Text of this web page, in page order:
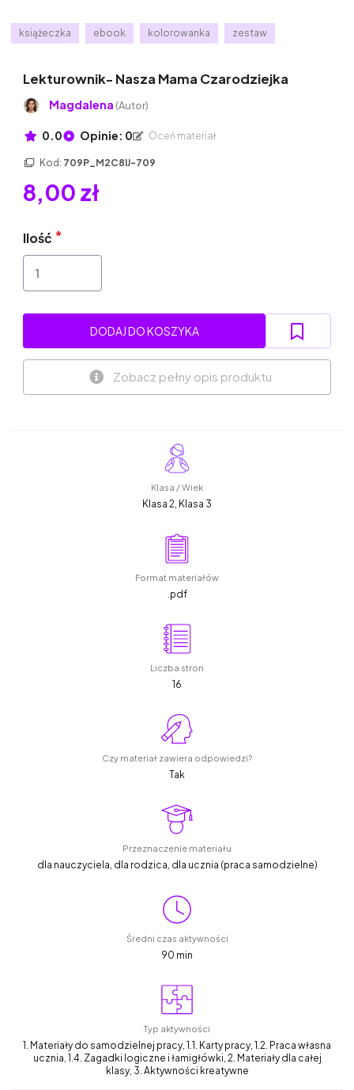
książeczka ebook kolorowanka zestaw
Lekturownik- Nasza Mama Czarodziejka
Magdalena (Autor)
0.0 Opinie: 0 Oceń materiał
Kod: 709P_M2C8IJ-709
8,00 zł
Ilość
DODAJ DO KOSZYKA
Zobacz pełny opis produktu
Klasa / Wiek
Klasa 2, Klasa 3
Format materiałów
.pdf
Liczba stron
16
Czy materiał zawiera odpowiedzi?
Tak
Przeznaczenie materiału
dla nauczyciela, dla rodzica, dla ucznia (praca samodzielne)
Średni czas aktywności
90 min
Typ aktywności
1. Materiały do samodzielnej pracy, 1.1. Karty pracy, 1.2. Praca własna
ucznia, 1.4. Zagadki logiczne i łamigłówki, 2. Materiały dla całej
klasy, 3. Aktywności kreatywne